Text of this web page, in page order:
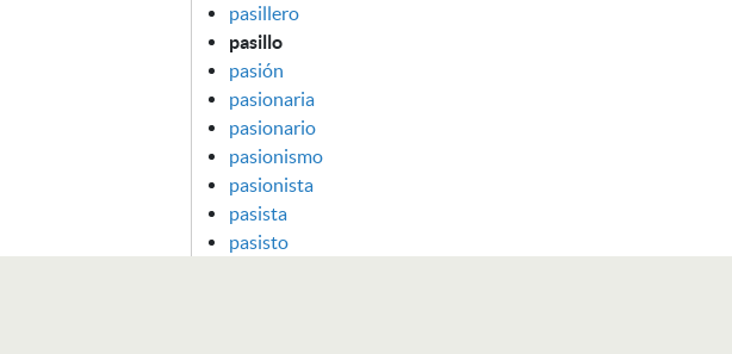
pasillero
pasillo
pasión
pasionaria
pasionario
pasionismo
pasionista
pasista
pasisto